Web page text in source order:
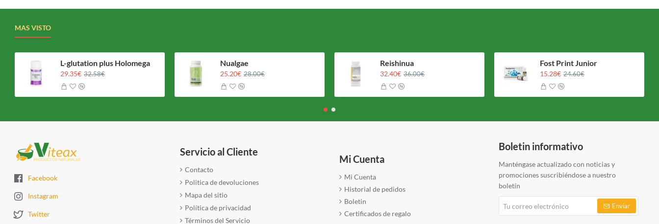
MAS VISTO
L-glutation plus Holomega
29.35€ 32.58€
Nualgae
25.20€ 28.00€
Reishinua
32.40€ 36.00€
Fost Print Junior
15.28€ 24.60€
Facebook
Instagram
Twitter
Servicio al Cliente
Contacto
Politica de devoluciones
Mapa del sitio
Política de privacidad
Términos del Servicio
Mi Cuenta
Mi Cuenta
Historial de pedidos
Boletin
Certificados de regalo
Boletin informativo
Manténgase actualizado con noticias y
promociones suscribiéndose a nuestro
boletín
correo
Enviar